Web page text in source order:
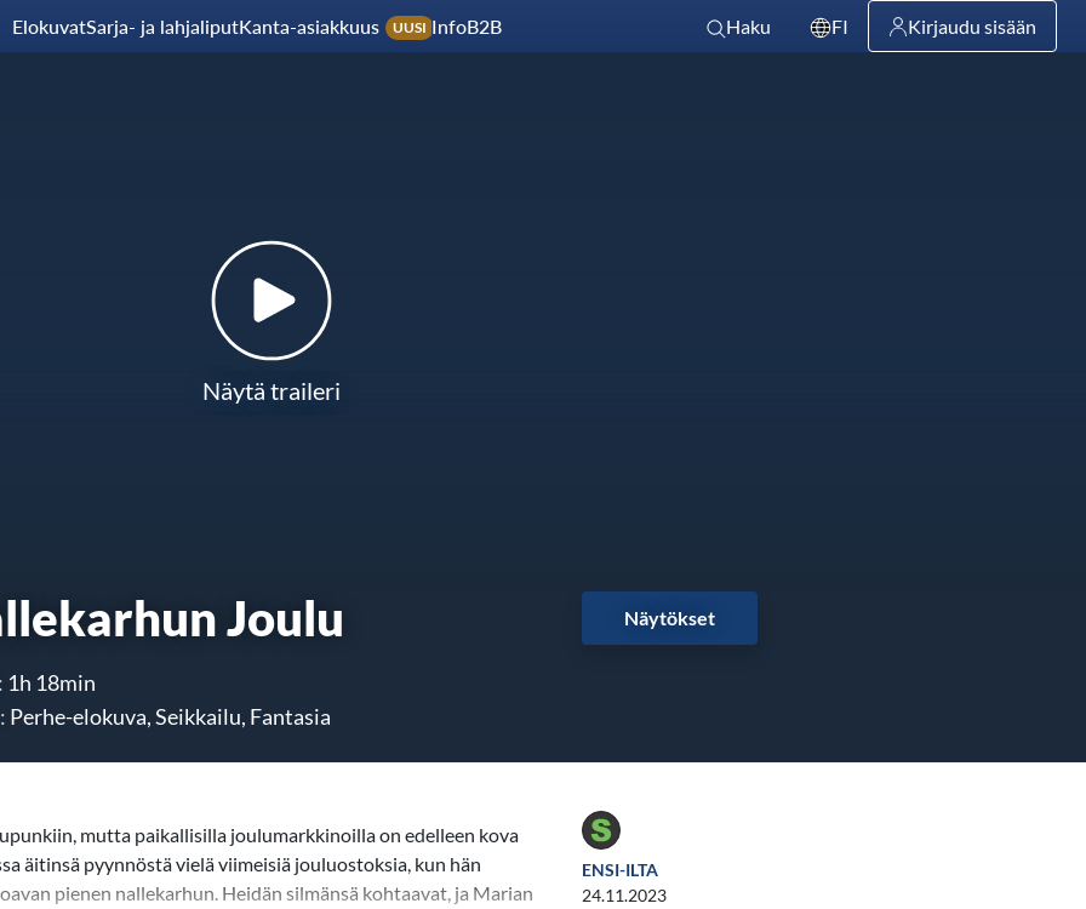
ElokuvatSarja- ja lahjaliputKanta-asiakkuus UUSI InfoB2B Haku FI Kirjaudu sisään
Näytä traileri
Joulu
1h 18min
Perhe-elokuva, Seikkailu, Fantasia
Näytökset
mutta paikallisilla joulumarkkinoilla on edelleen kova
äitinsä pyynnöstä vielä viimeisiä jouluostoksia, kun hän
pienen nallekarhun. Heidän silmänsä kohtaavat, ja Marian
ENSI-ILTA
24.11.2023